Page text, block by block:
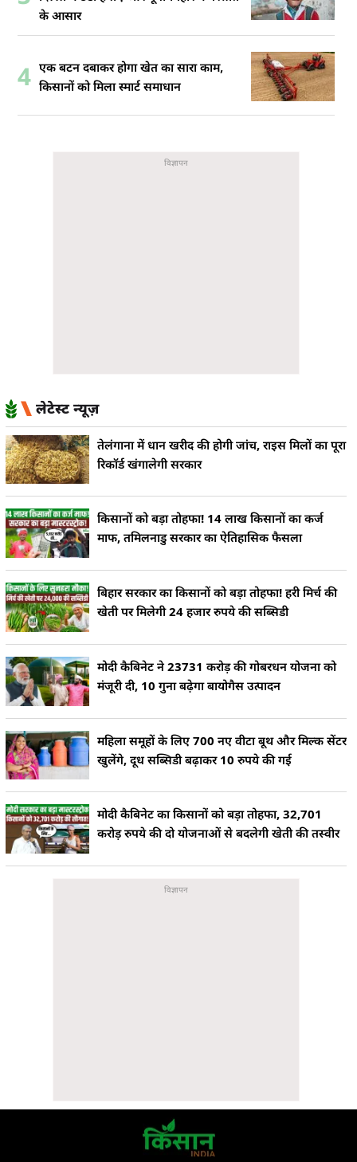
के आसार
4 एक बटन दबाकर होगा खेत का सारा काम,
किसानों को मिला स्मार्ट समाधान
लेटेस्ट न्यूज़
तेलंगाना में धान खरीद की होगी जांच, राइस मिलों का पूरा
रिकॉर्ड खंगालेगी सरकार
किसानों को बड़ा तोहफा! 14 लाख किसानों का कर्ज
माफ, तमिलनाडु सरकार का ऐतिहासिक फैसला
बिहार सरकार का किसानों को बड़ा तोहफा! हरी मिर्च की
खेती पर मिलेगी 24 हजार रुपये की सब्सिडी
मोदी कैबिनेट ने 23731 करोड़ की गोबरधन योजना को
मंजूरी दी, 10 गुना बढ़ेगा बायोगैस उत्पादन
महिला समूहों के लिए 700 नए वीटा बूथ और मिल्क सेंटर
खुलेंगे, दूध सब्सिडी बढ़ाकर 10 रुपये की गई
मोदी कैबिनेट का किसानों को बड़ा तोहफा, 32,701
करोड़ रुपये की दो योजनाओं से बदलेगी खेती की तस्वीर